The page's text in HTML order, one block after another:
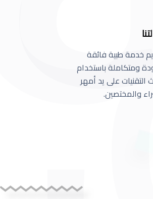
خدمة طبية فائقة
ومتكاملة باستخدام
التقنيات على يد أمهر
والمختصين.